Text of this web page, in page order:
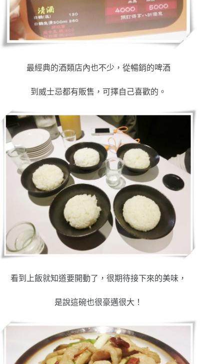
最經典的酒類店內也不少，從暢銷的啤酒
到威士忌都有販售，可擇自己喜歡的。
看到上飯就知道要開動了，很期待接下來的美味，
是說這碗也很豪邁很大！